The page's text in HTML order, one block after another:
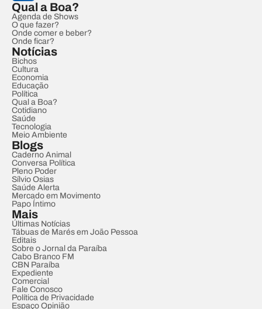
Qual a Boa?
Agenda de Shows
O que fazer?
Onde comer e beber?
Onde ficar?
Notícias
Bichos
Cultura
Economia
Educação
Política
Qual a Boa?
Cotidiano
Saúde
Tecnologia
Meio Ambiente
Blogs
Caderno Animal
Conversa Política
Pleno Poder
Sílvio Osias
Saúde Alerta
Mercado em Movimento
Papo Íntimo
Mais
Últimas Notícias
Tábuas de Marés em João Pessoa
Editais
Sobre o Jornal da Paraíba
Cabo Branco FM
CBN Paraíba
Expediente
Comercial
Fale Conosco
Política de Privacidade
Espaço Opinião